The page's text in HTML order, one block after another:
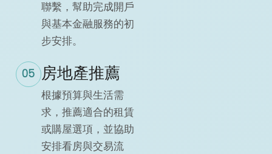
聯繫，幫助完成開戶
與基本金融服務的初
步安排。
05 房地產推薦
根據預算與生活需
求，推薦適合的租賃
或購屋選項，並協助
安排看房與交易流